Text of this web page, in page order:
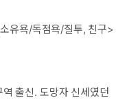
유욕/독점욕/질투, 친구>
출신. 도망자 신세였던